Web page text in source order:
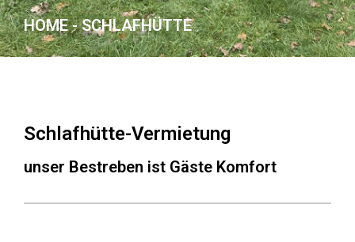
HOME - SCHLAFHÜTTE
Schlafhütte-Vermietung
unser Bestreben ist Gäste Komfort